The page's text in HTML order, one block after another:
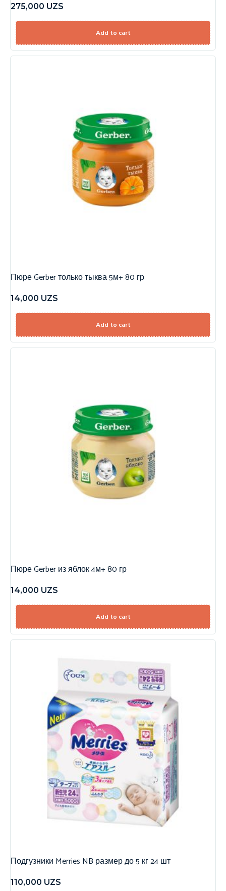
275,000 UZS
Add to cart
Пюре Gerber только тыква 5м+ 80 гр
14,000 UZS
Add to cart
Пюре Gerber из яблок 4м+ 80 гр
14,000 UZS
Add to cart
Подгузники Merries NB размер до 5 кг 24 шт
110,000 UZS